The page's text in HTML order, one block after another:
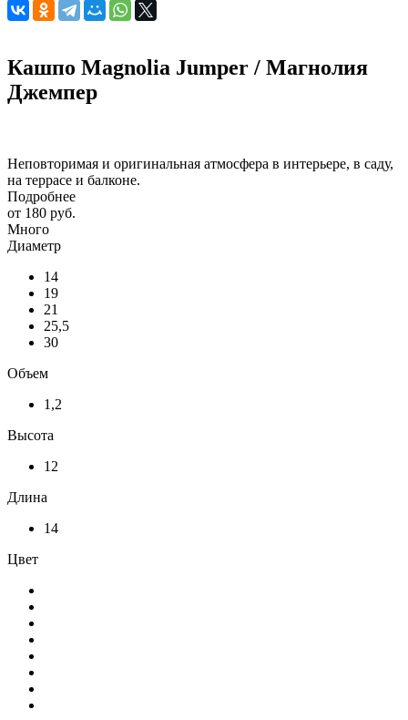
Кашпо Magnolia Jumper / Магнолия
Джемпер
Неповторимая и оригинальная атмосфера в интерьере, в саду,
на террасе и балконе.
Подробнее
от 180 руб.
Много
Диаметр
14
19
21
25,5
30
Объем
1,2
Высота
12
Длина
14
Цвет